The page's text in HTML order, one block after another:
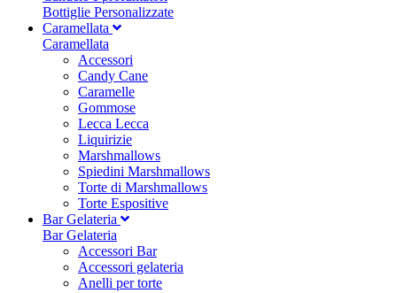
Bottiglie Personalizzate
Caramellata
Caramellata
Accessori
Candy Cane
Caramelle
Gommose
Lecca Lecca
Liquirizie
Marshmallows
Spiedini Marshmallows
Torte di Marshmallows
Torte Espositive
Bar Gelateria
Bar Gelateria
Accessori Bar
Accessori gelateria
Anelli per torte